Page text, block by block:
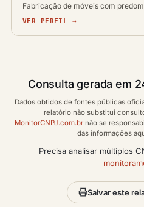
Fabricação de móveis com
VER PERFIL →
Consulta gerada em
Dados obtidos de fontes públicas
relatório não substitui
MonitorCNPJ.com.br não se
das informações
Precisa analisar múltiplos
Salvar este